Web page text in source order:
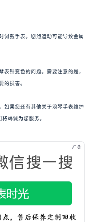
佩戴手表。剧烈运动可能导致金属
表针变色的问题。需要注意的是，
的损害。
如果您还有其他关于浪琴手表维护
竭诚为您服务。